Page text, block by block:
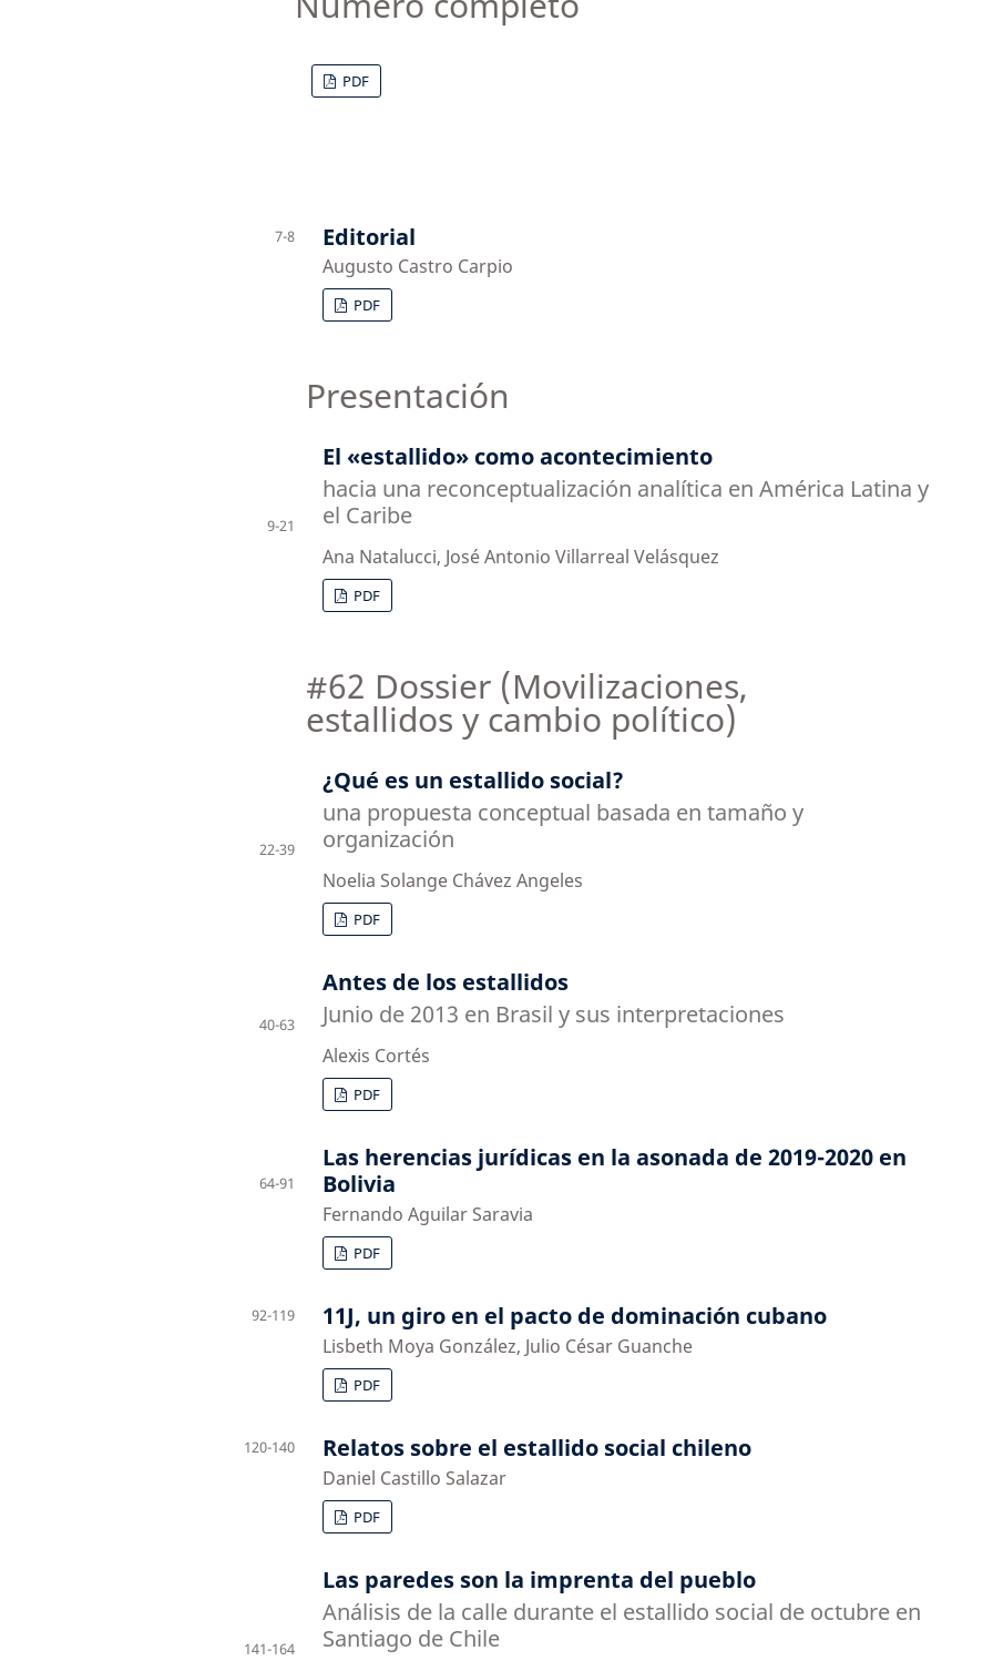
PDF
Editorial
Augusto Castro Carpio
7-8
PDF
Presentación
El «estallido» como acontecimiento
hacia una reconceptualización analítica en América Latina y
el Caribe
Ana Natalucci, José Antonio Villarreal Velásquez
9-21
PDF
#62 Dossier (Movilizaciones,
estallidos y cambio político)
¿Qué es un estallido social?
una propuesta conceptual basada en tamaño y
organización
Noelia Solange Chávez Angeles
22-39
PDF
Antes de los estallidos
Junio de 2013 en Brasil y sus interpretaciones
Alexis Cortés
40-63
PDF
Las herencias jurídicas en la asonada de 2019-2020 en
Bolivia
Fernando Aguilar Saravia
64-91
PDF
11J, un giro en el pacto de dominación cubano
Lisbeth Moya González, Julio César Guanche
92-119
PDF
Relatos sobre el estallido social chileno
Daniel Castillo Salazar
120-140
PDF
Las paredes son la imprenta del pueblo
Análisis de la calle durante el estallido social de octubre en
Santiago de Chile
141-164